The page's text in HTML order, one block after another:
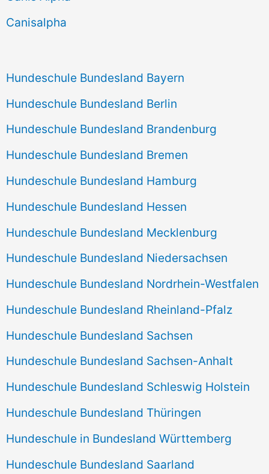
h
Canisalpha
Hundeschule Bundesland Bayern
Hundeschule Bundesland Berlin
Hundeschule Bundesland Brandenburg
Hundeschule Bundesland Bremen
Hundeschule Bundesland Hamburg
Hundeschule Bundesland Hessen
Hundeschule Bundesland Mecklenburg
Hundeschule Bundesland Niedersachsen
Hundeschule Bundesland Nordrhein-Westfalen
Hundeschule Bundesland Rheinland-Pfalz
Hundeschule Bundesland Sachsen
Hundeschule Bundesland Sachsen-Anhalt
Hundeschule Bundesland Schleswig Holstein
Hundeschule Bundesland Thüringen
Hundeschule in Bundesland Württemberg
Hundeschule Bundesland Saarland